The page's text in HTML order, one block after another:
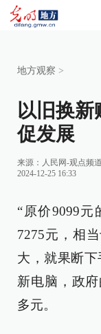
地方观察 >
以旧换新
促发展
来源： 人民网-观点频道
2024-12-25 16:33
“原价9099
7275元，相
大，就果断
新电脑，政
多元。